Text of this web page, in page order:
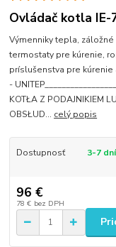
Ovládač kotla
Výmenniky tepla,
termostaty pre kúrenie,
príslušenstva pre kúrenie
-
KOTŁA Z PODAJNIKIEM
OBSŁUD... celý popis
Dostupnosť 3-7 dní
96 €
78 € bez DPH